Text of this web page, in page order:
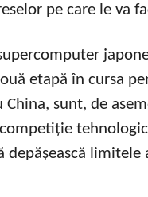
pe care le va
etapă în cursa
China, sunt, de
limitele